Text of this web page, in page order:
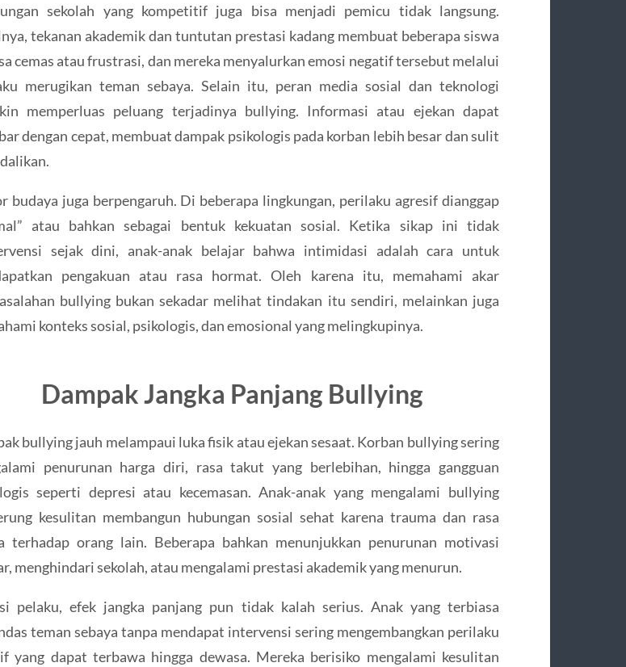
sekolah yang kompetitif juga bisa menjadi pemicu tidak langsung.
tekanan akademik dan tuntutan prestasi kadang membuat beberapa siswa
cemas atau frustrasi, dan mereka menyalurkan emosi negatif tersebut melalui
merugikan teman sebaya. Selain itu, peran media sosial dan teknologi
memperluas peluang terjadinya bullying. Informasi atau ejekan dapat
dengan cepat, membuat dampak psikologis pada korban lebih besar dan sulit
budaya juga berpengaruh. Di beberapa lingkungan, perilaku agresif dianggap
atau bahkan sebagai bentuk kekuatan sosial. Ketika sikap ini tidak
sejak dini, anak-anak belajar bahwa intimidasi adalah cara untuk
pengakuan atau rasa hormat. Oleh karena itu, memahami akar
bullying bukan sekadar melihat tindakan itu sendiri, melainkan juga
konteks sosial, psikologis, dan emosional yang melingkupinya.
Dampak Jangka Panjang Bullying
bullying jauh melampaui luka fisik atau ejekan sesaat. Korban bullying sering
penurunan harga diri, rasa takut yang berlebihan, hingga gangguan
seperti depresi atau kecemasan. Anak-anak yang mengalami bullying
kesulitan membangun hubungan sosial sehat karena trauma dan rasa
terhadap orang lain. Beberapa bahkan menunjukkan penurunan motivasi
menghindari sekolah, atau mengalami prestasi akademik yang menurun.
pelaku, efek jangka panjang pun tidak kalah serius. Anak yang terbiasa
teman sebaya tanpa mendapat intervensi sering mengembangkan perilaku
yang dapat terbawa hingga dewasa. Mereka berisiko mengalami kesulitan